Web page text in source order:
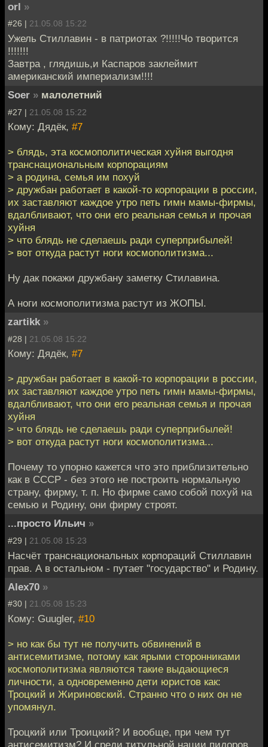
orl »
#26 | 21.05.08 15:22
Ужель Стиллавин - в патриотах ?!!!!!Чо творится
!!!!!!!
Завтра , глядишь,и Каспаров заклеймит
американский империализм!!!!
Soer » малолетний
#27 | 21.05.08 15:22
Кому: Дядёк, #7
> блядь, эта космополитическая хуйня выгодня
транснациональным корпорациям
> а родина, семья им похуй
> дружбан работает в какой-то корпорации в россии,
их заставляют каждое утро петь гимн мамы-фирмы,
вдалбливают, что они его реальная семья и прочая
хуйня
> что блядь не сделаешь ради суперприбылей!
> вот откуда растут ноги космополитизма...
Ну дак покажи дружбану заметку Стилавина.
А ноги космополитизма растут из ЖОПЫ.
zartikk »
#28 | 21.05.08 15:22
Кому: Дядёк, #7
> дружбан работает в какой-то корпорации в россии,
их заставляют каждое утро петь гимн мамы-фирмы,
вдалбливают, что они его реальная семья и прочая
хуйня
> что блядь не сделаешь ради суперприбылей!
> вот откуда растут ноги космополитизма...
Почему то упорно кажется что это приблизительно
как в СССР - без этого не построить нормальную
страну, фирму, т. п. Но фирме само собой похуй на
семью и Родину, они фирму строят.
...просто Ильич »
#29 | 21.05.08 15:23
Насчёт транснациональных корпораций Стиллавин
прав. А в остальном - путает "государство" и Родину.
Alex70 »
#30 | 21.05.08 15:23
Кому: Guugler, #10
> но как бы тут не получить обвинений в
антисемитизме, потому как ярыми сторонниками
космополитизма являются такие выдающиеся
личности, а одновременно дети юристов как:
Троцкий и Жириновский. Странно что о них он не
упомянул.
Троцкий или Троицкий? И вообще, при чем тут
антисемитизм? И среди титульной нации пидоров